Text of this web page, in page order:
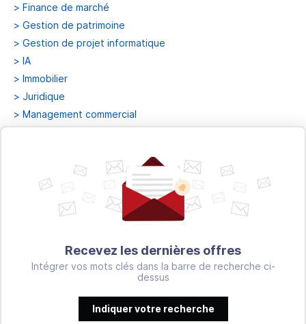
> Finance de marché
> Gestion de patrimoine
> Gestion de projet informatique
> IA
> Immobilier
> Juridique
> Management commercial
Produit
Système et réseaux
OFFRES D'EMPLOI MEMBRES ENTREPRISES
Recevez les dernières offres
Intégrer vos mots clés dans la barre de recherche ci-
dessus
Indiquer votre recherche